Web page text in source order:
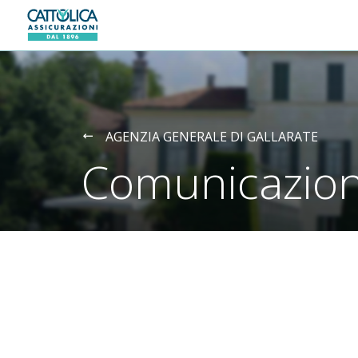
Generali logo
AGENZIA GENERALE DI GALLARATE